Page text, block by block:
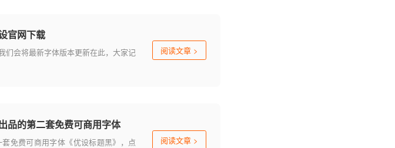
官网下载
们会将最新字体版本更新在此，大家记
阅读文章 >
品的第二套免费可商用字体
免费可商用字体《优设标题黑》，点
阅读文章 >